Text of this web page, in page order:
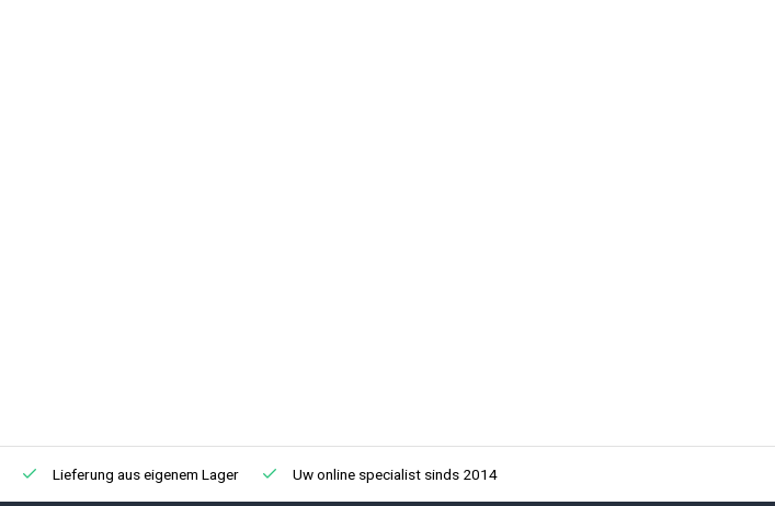
Lieferung aus eigenem Lager Uw online specialist sinds 2014